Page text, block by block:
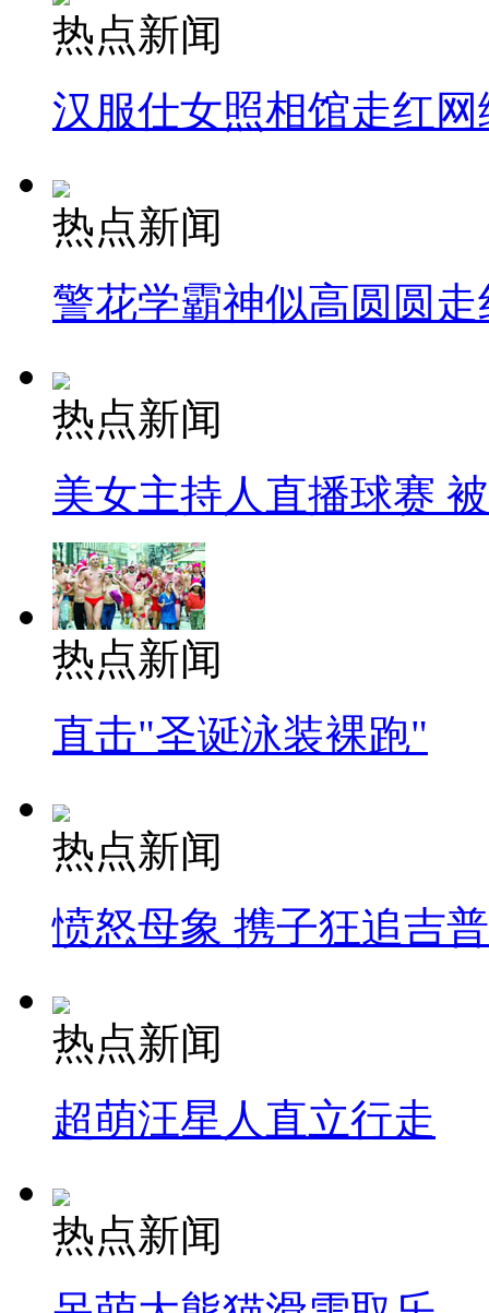
热点新闻
汉服仕女照相馆走红网
热点新闻
警花学霸神似高圆圆走
热点新闻
美女主持人直播球赛
热点新闻
直击"圣诞泳装裸跑"
热点新闻
愤怒母象 携子狂追吉
热点新闻
超萌汪星人直立行走
热点新闻